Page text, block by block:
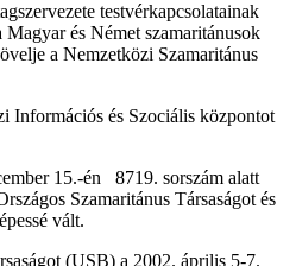
testvérkapcsolatainak
Magyar és Német szamaritánusok
a Nemzetközi Szamaritánus
és Szociális központot
15.-én 8719. sorszám alatt
Szamaritánus Társaságot és
vált.
(USB) a 2002. április 5-7.